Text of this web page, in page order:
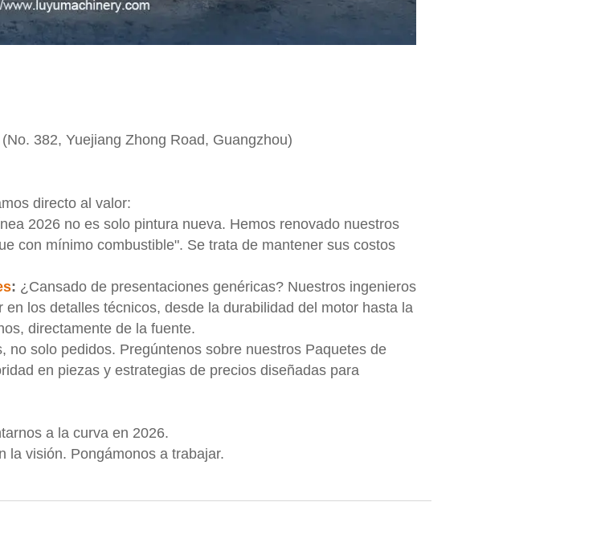
382, Yuejiang Zhong Road, Guangzhou)
directo al valor:
2026 no es solo pintura nueva. Hemos renovado nuestros
con mínimo combustible". Se trata de mantener sus costos
: ¿Cansado de presentaciones genéricas? Nuestros ingenieros
los detalles técnicos, desde la durabilidad del motor hasta la
directamente de la fuente.
no solo pedidos. Pregúntenos sobre nuestros Paquetes de
en piezas y estrategias de precios diseñadas para
a la curva en 2026.
la visión. Pongámonos a trabajar.